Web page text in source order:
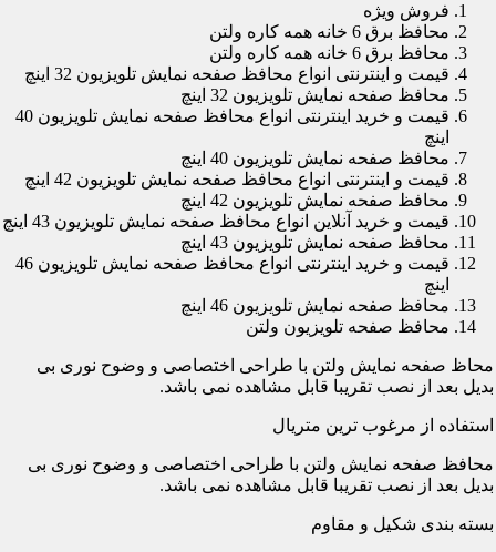
فروش ویژه
محافظ برق 6 خانه همه کاره ولتن
محافظ برق 6 خانه همه کاره ولتن
قیمت و اینترنتی انواع محافظ صفحه نمایش تلویزیون 32 اینچ
محافظ صفحه نمایش تلویزیون 32 اینچ
قیمت و خرید اینترنتی انواع محافظ صفحه نمایش تلویزیون 40
اینچ
محافظ صفحه نمایش تلویزیون 40 اینچ
قیمت و اینترنتی انواع محافظ صفحه نمایش تلویزیون 42 اینچ
محافظ صفحه نمایش تلویزیون 42 اینچ
قیمت و خرید آنلاین انواع محافظ صفحه نمایش تلویزیون 43 اینچ
محافظ صفحه نمایش تلویزیون 43 اینچ
قیمت و خرید اینترنتی انواع محافظ صفحه نمایش تلویزیون 46
اینچ
محافظ صفحه نمایش تلویزیون 46 اینچ
محافظ صفحه تلویزیون ولتن
محاظ صفحه نمایش ولتن با طراحی اختصاصی و وضوح نوری بی
بدیل بعد از نصب تقریبا قابل مشاهده نمی باشد.
استفاده از مرغوب ترین متریال
محافظ صفحه نمایش ولتن با طراحی اختصاصی و وضوح نوری بی
بدیل بعد از نصب تقریبا قابل مشاهده نمی باشد.
بسته بندی شکیل و مقاوم